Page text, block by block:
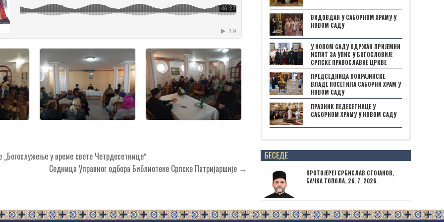
у време свете Четрдесетницеˮ
Седница Управног одбора Библиотеке Српске Патријаршије →
ВИДОВДАН У САБОРНОМ ХРАМУ У
НОВОМ САДУ
У НОВОМ САДУ ОДРЖАН ПРИЈЕМНИ
ИСПИТ ЗА УПИС У БОГОСЛОВИЈЕ
СРПСКЕ ПРАВОСЛАВНЕ ЦРКВЕ
ПРЕДСЕДНИЦА ПОКРАЈИНСКЕ
ВЛАДЕ ПОСЕТИЛА САБОРНИ ХРАМ У
НОВОМ САДУ
ПРАЗНИК ПЕДЕСЕТНИЦЕ У
САБОРНОМ ХРАМУ У НОВОМ САДУ
Posts not found
ПРОТОЈЕРЕЈ СРБИСЛАВ СТОЈАНОВ,
БАЧКА ТОПОЛА, 26. 7. 2026.